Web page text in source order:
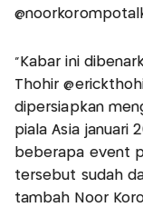
“Kabar ini
Thohir
dipersiapkan
piala Asia januari
beberapa event
tersebut sudah
tambah Noor